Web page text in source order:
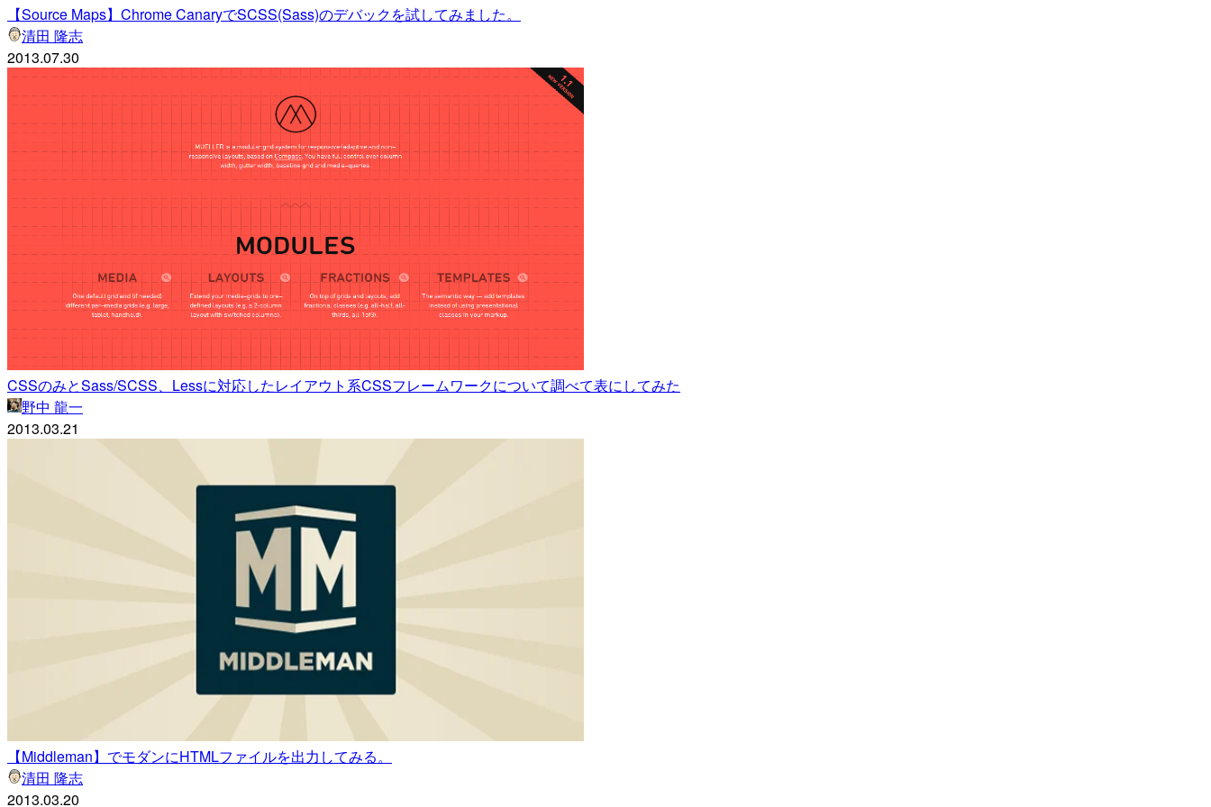
【Source Maps】Chrome CanaryでSCSS(Sass)のデバックを試してみました。
清田 隆志
2013.07.30
CSSのみとSass/SCSS、Lessに対応したレイアウト系CSSフレームワークについて調べて表にしてみた
野中 龍一
2013.03.21
【Middleman】でモダンにHTMLファイルを出力してみる。
清田 隆志
2013.03.20